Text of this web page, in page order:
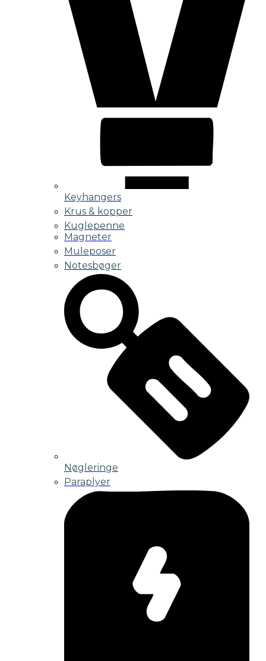
Keyhangers
Krus & kopper
Kuglepenne
Magneter
Muleposer
Notesbøger
Nøgleringe
Paraplyer